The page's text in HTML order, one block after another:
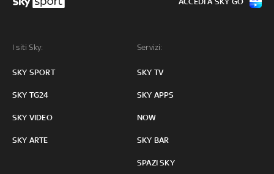
I siti Sky:
SKY SPORT
SKY TG24
SKY VIDEO
SKY ARTE
Servizi:
SKY TV
SKY APPS
NOW
SKY BAR
SPAZI SKY